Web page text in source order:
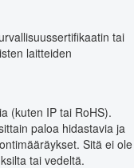
tai
laitteiden
(kuten IP tai RoHS).
paloa hidastavia ja
Sitä ei ole
tai vedeltä.